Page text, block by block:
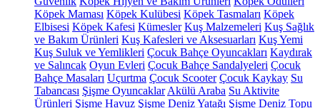
Köpek Maması Köpek Kulübesi Köpek Tasmaları Köpek
Elbisesi Köpek Kafesi Kümesler Kuş Malzemeleri Kuş Sağlık
ve Bakım Ürünleri Kuş Kafesleri ve Aksesuarları Kuş Yemi
Kuş Suluk ve Yemlikleri Çocuk Bahçe Oyuncakları Kaydırak
ve Salıncak Oyun Evleri Çocuk Bahçe Sandalyeleri Çocuk
Bahçe Masaları Uçurtma Çocuk Scooter Çocuk Kaykay Su
Tabancası Şişme Oyuncaklar Akülü Araba Su Aktivite
Ürünleri Şişme Havuz Şişme Deniz Yatağı Şişme Deniz Topu